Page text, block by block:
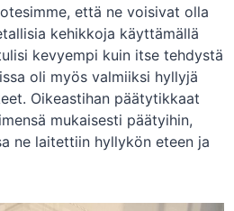
että ne voisivat olla
kehikkoja käyttämällä
kevyempi kuin itse tehdystä
oli myös valmiiksi hyllyjä
Oikeastihan päätytikkaat
mukaisesti päätyihin,
ne laitettiin hyllykön eteen ja